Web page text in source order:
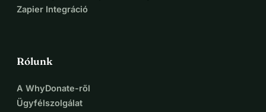
Zapier Integráció
Rólunk
A WhyDonate-ről
Ügyfélszolgálat